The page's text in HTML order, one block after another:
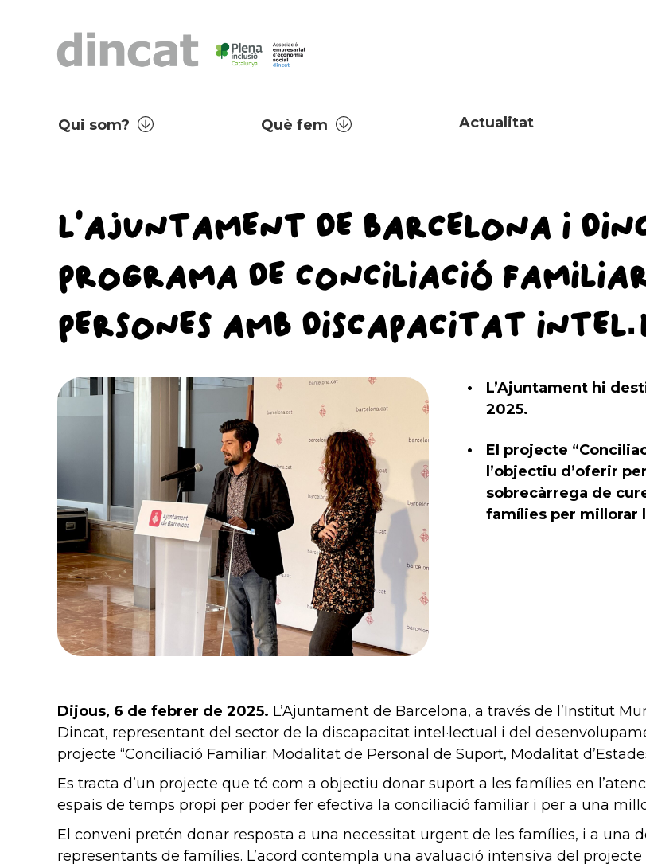
Qui som? Què fem Actualitat
L’AJUNTAMENT DE BARCELONA I
PROGRAMA DE CONCILIACIÓ
PERSONES AMB DISCAPACITAT
L’Ajuntament hi
2025.
El projecte
l’objectiu d’oferir
sobrecàrrega de
famílies per millorar
Dijous, 6 de febrer de 2025. L’Ajuntament de Barcelona, a través de l’Institut
Dincat, representant del sector de la discapacitat intel·lectual i del
projecte “Conciliació Familiar: Modalitat de Personal de Suport, Modalitat
Es tracta d’un projecte que té com a objectiu donar suport a les famílies en
espais de temps propi per poder fer efectiva la conciliació familiar i per a una
El conveni pretén donar resposta a una necessitat urgent de les famílies, i a una
representants de famílies. L’acord contempla una avaluació intensiva del